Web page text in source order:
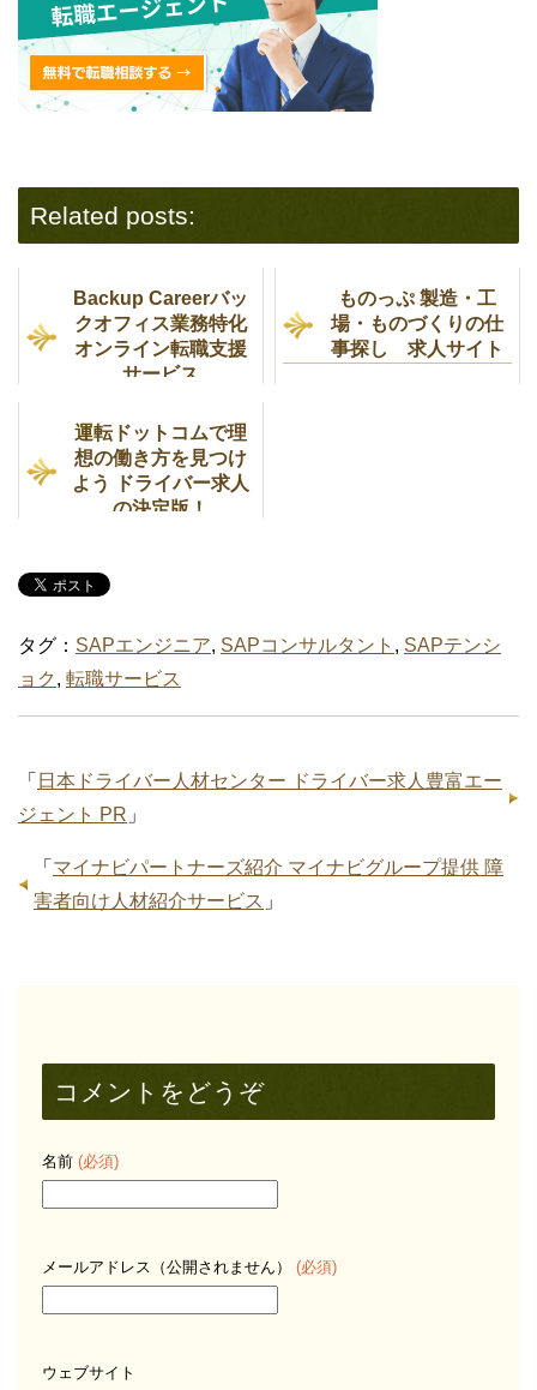
Related posts:
Backup Careerバッ
クオフィス業務特化
オンライン転職支援
サービス
ものっぷ 製造・工
場・ものづくりの仕
事探し 求人サイト
運転ドットコムで理
想の働き方を見つけ
よう ドライバー求人
の決定版！
タグ： SAPエンジニア, SAPコンサルタント , SAPテンシ
ョク , 転職サービス
「 日本ドライバー人材センター ドライバー求人豊富エー
ジェント PR 」
「 マイナビパートナーズ紹介 マイナビグループ提供 障
害者向け人材紹介サービス 」
コメントをどうぞ
名前 (必須)
メールアドレス（公開されません） (必須)
ウェブサイト